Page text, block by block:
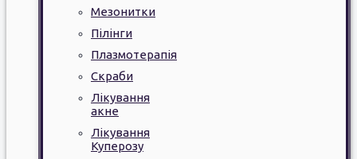
Мезонитки
Пілінги
Плазмотерапія
Скраби
Лікування
акне
Лікування
Куперозу